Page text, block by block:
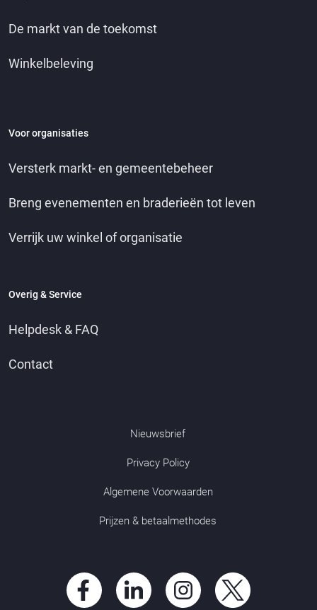
De markt van de toekomst
Winkelbeleving
Voor organisaties
Versterk markt- en gemeentebeheer
Breng evenementen en braderieën tot leven
Verrijk uw winkel of organisatie
Overig & Service
Helpdesk & FAQ
Contact
Nieuwsbrief
Privacy Policy
Algemene Voorwaarden
Prijzen & betaalmethodes